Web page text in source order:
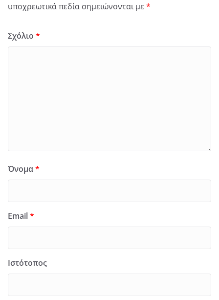
υποχρεωτικά πεδία σημειώνονται με *
Σχόλιο *
Όνομα*
Email*
Ιστότοπος